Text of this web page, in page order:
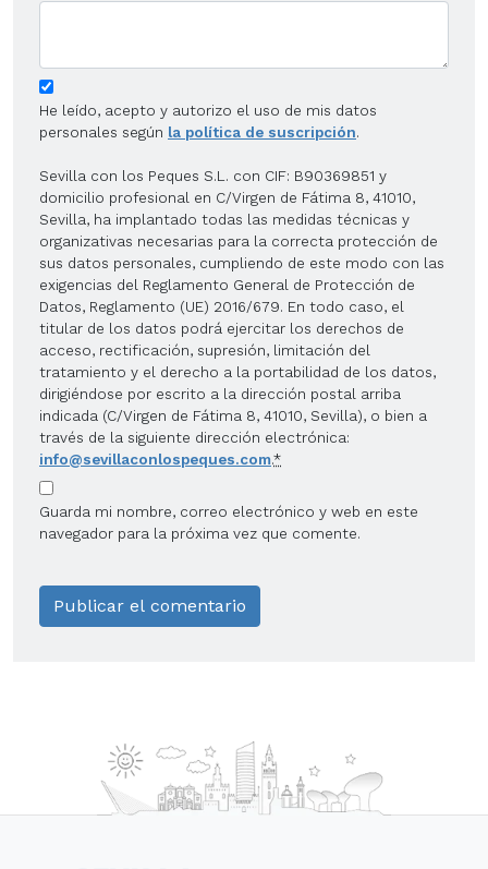
He leído, acepto y autorizo el uso de mis datos
personales según la política de suscripción.
Sevilla con los Peques S.L. con CIF: B90369851 y
domicilio profesional en C/Virgen de Fátima 8, 41010,
Sevilla, ha implantado todas las medidas técnicas y
organizativas necesarias para la correcta protección de
sus datos personales, cumpliendo de este modo con las
exigencias del Reglamento General de Protección de
Datos, Reglamento (UE) 2016/679. En todo caso, el
titular de los datos podrá ejercitar los derechos de
acceso, rectificación, supresión, limitación del
tratamiento y el derecho a la portabilidad de los datos,
dirigiéndose por escrito a la dirección postal arriba
indicada (C/Virgen de Fátima 8, 41010, Sevilla), o bien a
través de la siguiente dirección electrónica:
info@sevillaconlospeques.com.*
Guarda mi nombre, correo electrónico y web en este
navegador para la próxima vez que comente.